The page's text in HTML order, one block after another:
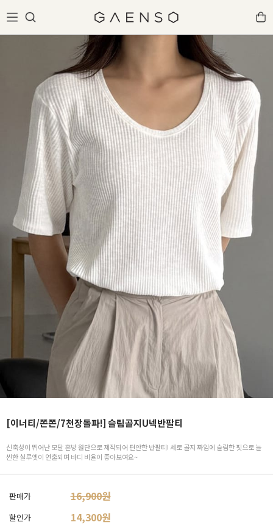
[이너티/쫀쫀/7천장돌파!] 슬림골지U넥반팔티
신축성이 뛰어난 모달 혼방 원단으로 제작되어 편안한 반팔티! 세로 골지 짜임에 슬림한 핏으로 늘
씬한 실루엣이 연출되며 바디 비율이 좋아보여요~
판매가 16,900원
할인가 14,300원